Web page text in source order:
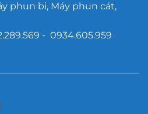
phun bi, Máy phun cát,
- 0934.605.959